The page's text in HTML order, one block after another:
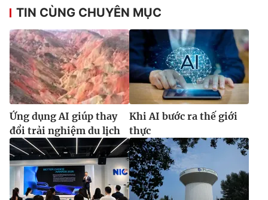
TIN CÙNG CHUYÊN MỤC
Ứng dụng AI giúp thay
đổi trải nghiệm du lịch
Khi AI bước ra thế giới
thực